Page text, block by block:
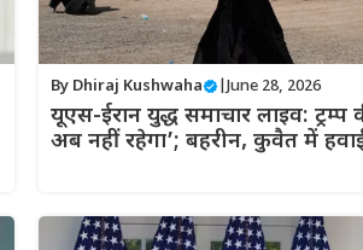
By Dhiraj Kushwaha | June 28, 2026
यूएस-ईरान युद्ध समाचार लाइव: ट्रम्प
अब नहीं रहेगा’; बहरीन, कुवैत में